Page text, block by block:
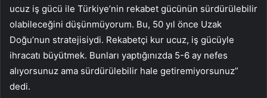
ucuz iş gücü ile Türkiye’nin rekabet gücünün sürdürülebilir
olabileceğini düşünmüyorum. Bu, 50 yıl önce Uzak
Doğu’nun stratejisiydi. Rekabetçi kur ucuz, iş gücüyle
ihracatı büyütmek. Bunları yaptığınızda 5-6 ay nefes
alıyorsunuz ama sürdürülebilir hale getiremiyorsunuz”
dedi.